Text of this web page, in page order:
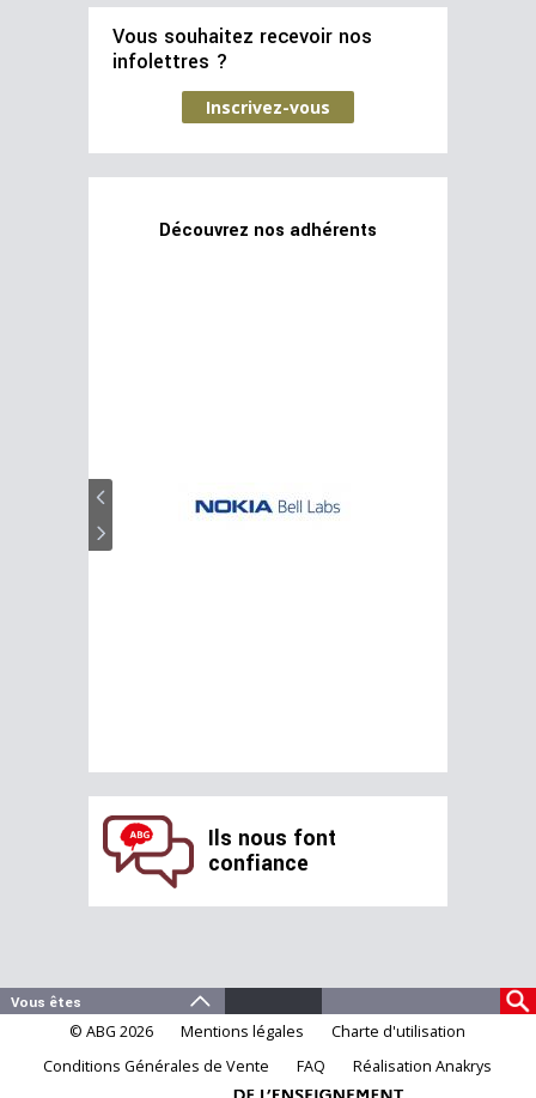
Vous souhaitez recevoir nos
infolettres ?
Inscrivez-vous
Découvrez nos adhérents
Ils nous font
confiance
© ABG 2026 Mentions légales
Charte d'utilisation
Conditions Générales de Vente
FAQ Réalisation Anakrys